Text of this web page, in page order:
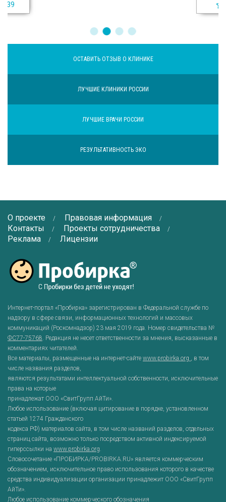
39
ОСТАВИТЬ ОТЗЫВ О КЛИНИКЕ
ЛУЧШИЕ КЛИНИКИ РОССИИ
ЛУЧШИЕ ВРАЧИ РОССИИ
РЕЗУЛЬТАТИВНОСТЬ ЭКО
О проекте
Правовая информация
Контакты
Проекты сотрудничества
Реклама
Лицензии
Интернет-портал «Пробирка» зарегистрирован в Федеральной службе по
надзору в сфере связи, информационных технологий и массовых
коммуникаций (Роскомнадзор) 23 мая 2019 года. Номер свидетельства №
ФС77-75768. Редакция не несет ответственности за мнения, высказанные в
комментариях читателей.
Все материалы, размещенные на интернет-сайте www.probirka.org , в том
числе названия разделов,
являются результатами интеллектуальной собственности, исключительные
права на которые
принадлежат ООО «СвитГрупп АйТи».
Любое использование (включая цитирование в порядке, установленном
статьей 1274 Гражданского
кодекса РФ) материалов сайта, в том числе названий разделов, отдельных
страниц сайта, возможно только посредством активной индексируемой
гиперссылки на www.probirka.org.
Словосочетание «ПРОБИРКА/PROBIRKA.RU» является коммерческим
обозначением, исключительное право использования которого в качестве
средства индивидуализации организации принадлежит ООО «СвитГрупп
АйТи».
Любое использование коммерческого обозначения